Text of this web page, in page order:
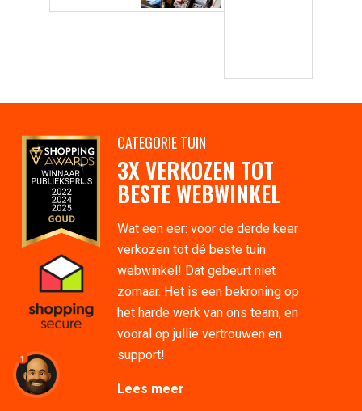
CATEGORIE TUIN
3X VERKOZEN TOT
BESTE WEBWINKEL
Wat een eer: voor de derde keer
verkozen tot dé beste tuin
webwinkel! Dat gebeurt niet
zomaar. Het is een bekroning op
het harde werk van ons team, en
vooral op jullie vertrouwen en
support!
Lees meer
1